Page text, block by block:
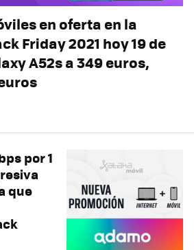
en oferta en la
Friday 2021 hoy 19 de
A52s a 349 euros,
por 1
que